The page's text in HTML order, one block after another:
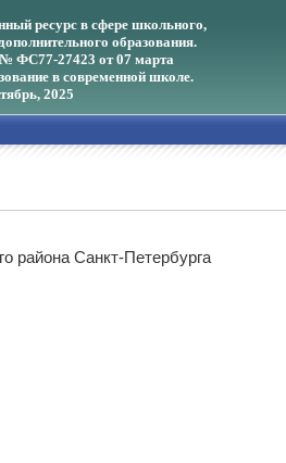
ресурс в сфере школьного,
образования.
№ ФС77-27423 от 07 марта
в современной школе.
2025
района Санкт-Петербурга